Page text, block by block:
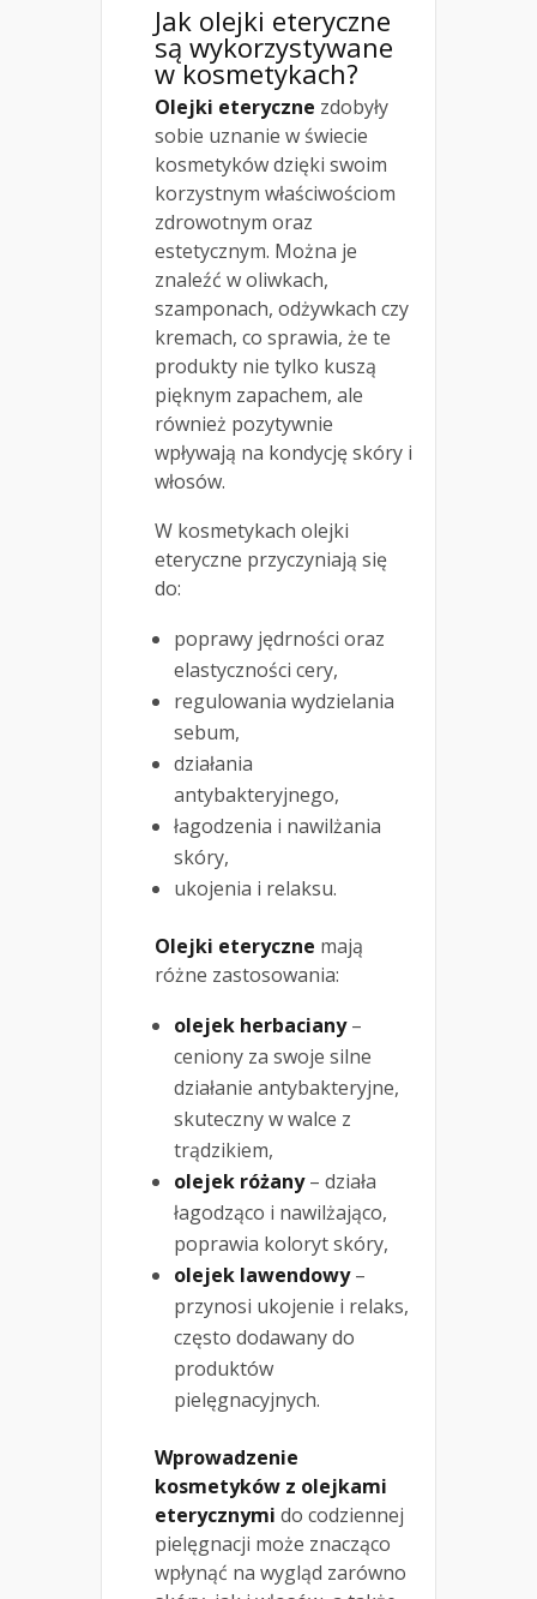
Jak olejki eteryczne
są wykorzystywane
w kosmetykach?
Olejki eteryczne zdobyły
sobie uznanie w świecie
kosmetyków dzięki swoim
korzystnym właściwościom
zdrowotnym oraz
estetycznym. Można je
znaleźć w oliwkach,
szamponach, odżywkach czy
kremach, co sprawia, że te
produkty nie tylko kuszą
pięknym zapachem, ale
również pozytywnie
wpływają na kondycję skóry i
włosów.
W kosmetykach olejki
eteryczne przyczyniają się
do:
poprawy jędrności oraz
elastyczności cery,
regulowania wydzielania
sebum,
działania
antybakteryjnego,
łagodzenia i nawilżania
skóry,
ukojenia i relaksu.
Olejki eteryczne mają
różne zastosowania:
olejek herbaciany–
ceniony za swoje silne
działanie antybakteryjne,
skuteczny w walce z
trądzikiem,
olejek różany– działa
łagodząco i nawilżająco,
poprawia koloryt skóry,
olejek lawendowy–
przynosi ukojenie i relaks,
często dodawany do
produktów
pielęgnacyjnych.
Wprowadzenie
kosmetyków z olejkami
eterycznymi do codziennej
pielęgnacji może znacząco
wpłynąć na wygląd zarówno